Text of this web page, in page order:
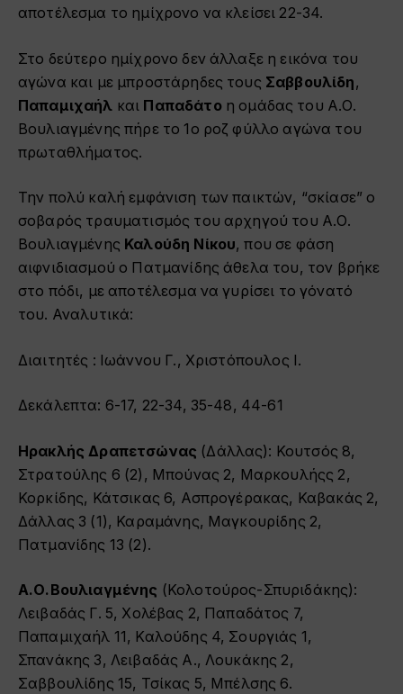
αποτέλεσμα το ημίχρονο να κλείσει 22-34.
Στο δεύτερο ημίχρονο δεν άλλαξε η εικόνα του
αγώνα και με μπροστάρηδες τους Σαββουλίδη,
Παπαμιχαήλ και Παπαδάτοη ομάδας του Α.Ο.
Βουλιαγμένης πήρε το 1ο ροζ φύλλο αγώνα του
πρωταθλήματος.
Την πολύ καλή εμφάνιση των παικτών, “σκίασε” ο
σοβαρός τραυματισμός του αρχηγού του Α.Ο.
Βουλιαγμένης Καλούδη Νίκου, που σε φάση
αιφνιδιασμού ο Πατμανίδης άθελα του, τον βρήκε
στο πόδι, με αποτέλεσμα να γυρίσει το γόνατό
του. Αναλυτικά:
Διαιτητές : Ιωάννου Γ., Χριστόπουλος Ι.
Δεκάλεπτα: 6-17, 22-34, 35-48, 44-61
Ηρακλής Δραπετσώνας (Δάλλας): Κουτσός 8,
Στρατούλης 6 (2), Μπούνας 2, Μαρκουλήςς 2,
Κορκίδης, Κάτσικας 6, Ασπρογέρακας, Καβακάς 2,
Δάλλας 3 (1), Καραμάνης, Μαγκουρίδης 2,
Πατμανίδης 13 (2).
Α.Ο.Βουλιαγμένης (Κολοτούρος-Σπυριδάκης):
Λειβαδάς Γ. 5, Χολέβας 2, Παπαδάτος 7,
Παπαμιχαήλ 11, Καλούδης 4, Σουργιάς 1,
Σπανάκης 3, Λειβαδάς Α., Λουκάκης 2,
Σαββουλίδης 15, Τσίκας 5, Μπέλσης 6.